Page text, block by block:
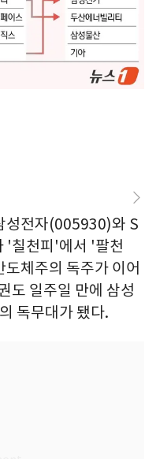
성전자(005930)와 S
'칠천피'에서 '팔천
체주의 독주가 이어
도 일주일 만에 삼성
독무대가 됐다.